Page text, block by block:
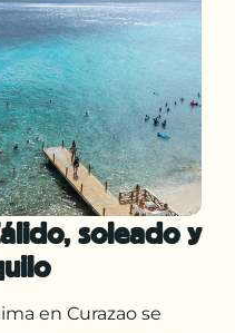
soleado y
en Curazao se